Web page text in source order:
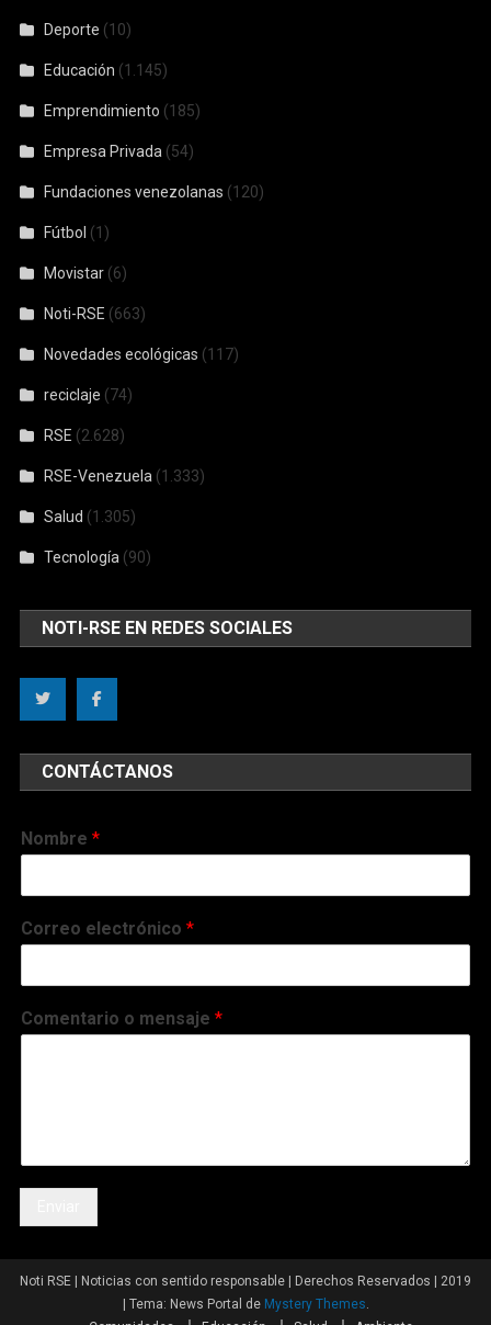
Deporte (10)
Educación (1.145)
Emprendimiento (185)
Empresa Privada (54)
Fundaciones venezolanas (120)
Fútbol (1)
Movistar (6)
Noti-RSE (663)
Novedades ecológicas (117)
reciclaje (74)
RSE (2.628)
RSE-Venezuela (1.333)
Salud (1.305)
Tecnología (90)
NOTI-RSE EN REDES SOCIALES
CONTÁCTANOS
Nombre*
Correo electrónico*
Comentario o mensaje*
Noti RSE | Noticias con sentido responsable | Derechos Reservados | 2019
Tema: News Portal de Mystery Themes.